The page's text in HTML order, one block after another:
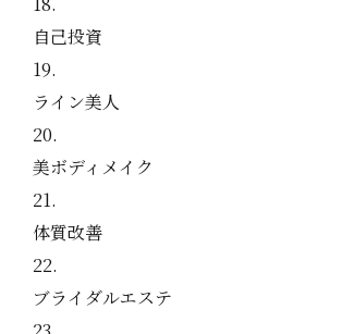
自己投資
ライン美人
美ボディメイク
体質改善
ブライダルエステ